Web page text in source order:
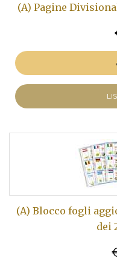
(A) Pagine
(A) Blocco fogli
dei